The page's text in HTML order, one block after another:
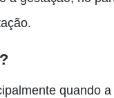
quando a